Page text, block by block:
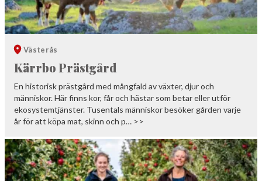
Västerås
Kärrbo Prästgård
En historisk prästgård med mångfald av växter, djur och
människor. Här finns kor, får och hästar som betar eller utför
ekosystemtjänster. Tusentals människor besöker gården varje
år för att köpa mat, skinn och p… >>